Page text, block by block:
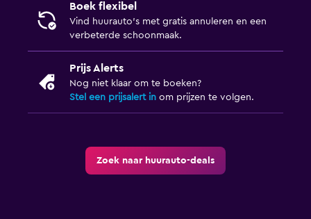
Boek flexibel
Vind huurauto's met gratis annuleren en een
verbeterde schoonmaak.
Prijs Alerts
Nog niet klaar om te boeken?
Stel een prijsalert in om prijzen te volgen.
Zoek naar huurauto-deals